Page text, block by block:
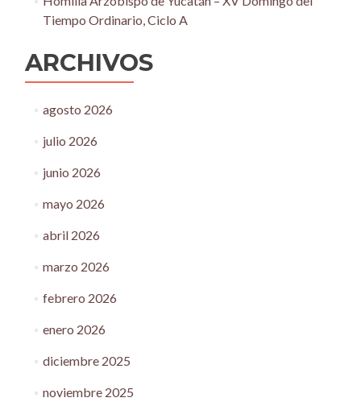
Tiempo Ordinario, Ciclo A
ARCHIVOS
agosto 2026
julio 2026
junio 2026
mayo 2026
abril 2026
marzo 2026
febrero 2026
enero 2026
diciembre 2025
noviembre 2025